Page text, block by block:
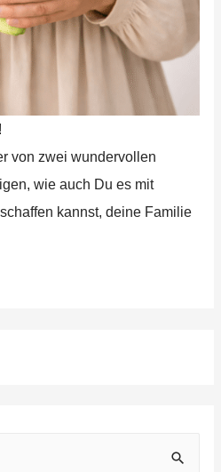
von zwei wundervollen
wie auch Du es mit
kannst, deine Familie